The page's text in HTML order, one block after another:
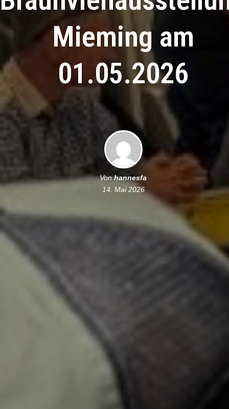
Mieming am
01.05.2026
Vonhannesfa
14. Mai 2026